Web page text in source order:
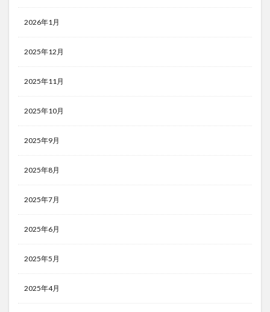
2026年1月
2025年12月
2025年11月
2025年10月
2025年9月
2025年8月
2025年7月
2025年6月
2025年5月
2025年4月